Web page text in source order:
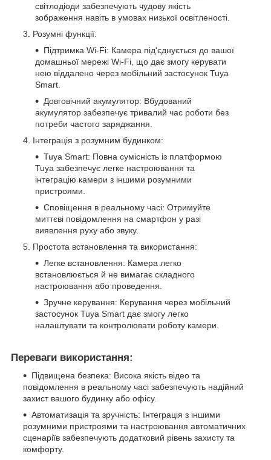
світлодіоди забезпечують чудову якість
зображення навіть в умовах низької освітленості.
Розумні функції:
Підтримка Wi-Fi: Камера під'єднується до вашої
домашньої мережі Wi-Fi, що дає змогу керувати
нею віддалено через мобільний застосунок Tuya
Smart.
Довговічний акумулятор: Вбудований
акумулятор забезпечує тривалий час роботи без
потреби частого заряджання.
Інтеграція з розумним будинком:
Tuya Smart: Повна сумісність із платформою
Tuya забезпечує легке настроювання та
інтеграцію камери з іншими розумними
пристроями.
Сповіщення в реальному часі: Отримуйте
миттєві повідомлення на смартфон у разі
виявлення руху або звуку.
Простота встановлення та використання:
Легке встановлення: Камера легко
встановлюється й не вимагає складного
настроювання або проведення.
Зручне керування: Керування через мобільний
застосунок Tuya Smart дає змогу легко
налаштувати та контролювати роботу камери.
Переваги використання:
Підвищена безпека: Висока якість відео та
повідомлення в реальному часі забезпечують надійний
захист вашого будинку або офісу.
Автоматизація та зручність: Інтеграція з іншими
розумними пристроями та настроювання автоматичних
сценаріїв забезпечують додатковий рівень захисту та
комфорту.